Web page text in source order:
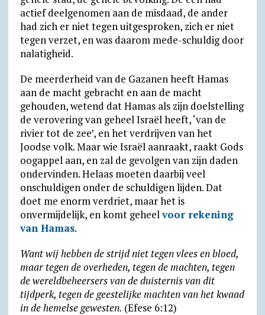
actief deel­ge­no­men aan de misdaad, de ander
had zich er niet tegen uitge­sproken, zich er niet
tegen verzet, en was daarom mede-schuldig door
nalatig­heid.
De meerderheid van de Gazanen heeft Hamas
aan de macht gebracht en aan de macht
gehouden, wetend dat Hamas als zijn doelstelling
de verovering van geheel Israël heeft, ‘van de
rivier tot de zee’, en het verdrijven van het
Joodse volk. Maar wie Israël aanraakt, raakt Gods
oogappel aan, en zal de gevolgen van zijn daden
ondervinden. Helaas moeten daarbij veel
onschuldigen onder de schuldigen lijden. Dat
doet me enorm verdriet, maar het is
onvermijdelijk, en komt geheelvoor rekening
van Hamas.
Want wij hebben de strijd niet tegen vlees en bloed,
maar tegen de overheden, tegen de machten, tegen
de wereld­beheer­sers van de duisternis van dit
tijdperk, tegen de geeste­lijke machten van het kwaad
in de hemelse gewesten. (Efese 6:12)